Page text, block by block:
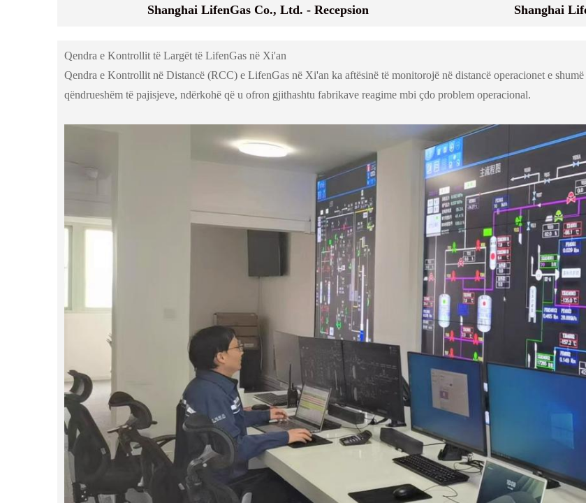
Shanghai LifenGas Co., Ltd. - Recepsion Shanghai
Qendra e Kontrollit të Largët të LifenGas në Xi'an
Qendra e Kontrollit në Distancë (RCC) e LifenGas në Xi'an ka aftësinë të monitorojë në distancë operacionet e
qëndrueshëm të pajisjeve, ndërkohë që u ofron gjithashtu fabrikave reagime mbi çdo problem operacional.